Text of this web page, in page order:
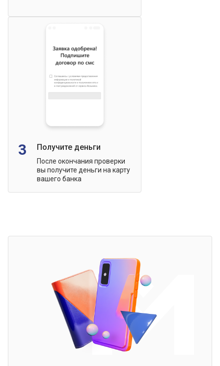
3 Получите деньги
После окончания проверки
вы получите деньги на карту
вашего банка